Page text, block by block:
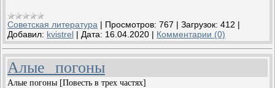
Советская литература | Просмотров: 767 | Загрузок: 412 |
Добавил: kvistrel | Дата: 16.04.2020 | Комментарии (0)
Алые погоны
Алые погоны [Повесть в трех частях]